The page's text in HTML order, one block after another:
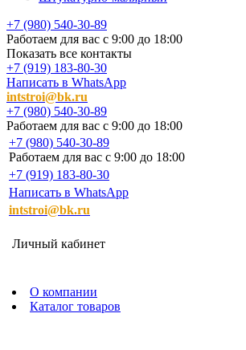
+7 (980) 540-30-89
Работаем для вас с 9:00 до 18:00
Показать все контакты
+7 (919) 183-80-30
Написать в WhatsApp
intstroi@bk.ru
+7 (980) 540-30-89
Работаем для вас с 9:00 до 18:00
+7 (980) 540-30-89
Работаем для вас с 9:00 до 18:00
+7 (919) 183-80-30
Написать в WhatsApp
intstroi@bk.ru
Личный кабинет
О компании
Каталог товаров